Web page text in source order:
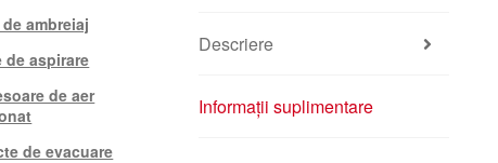
Descriere
Informații suplimentare
ambreiaj
de aspirare
de aer
de evacuare